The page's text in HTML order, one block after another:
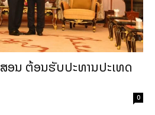
ອນ ຕ້ອນຮັບປະທານປະເທດ
0